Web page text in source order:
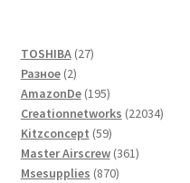
TOSHIBA 2727
Разное 22
товара
AmazonDe 195195
товаров
Creationnetworks 2203422034
Kitzconcept 5959
товаров
Master Airscrew 361361
Msesupplies 870870